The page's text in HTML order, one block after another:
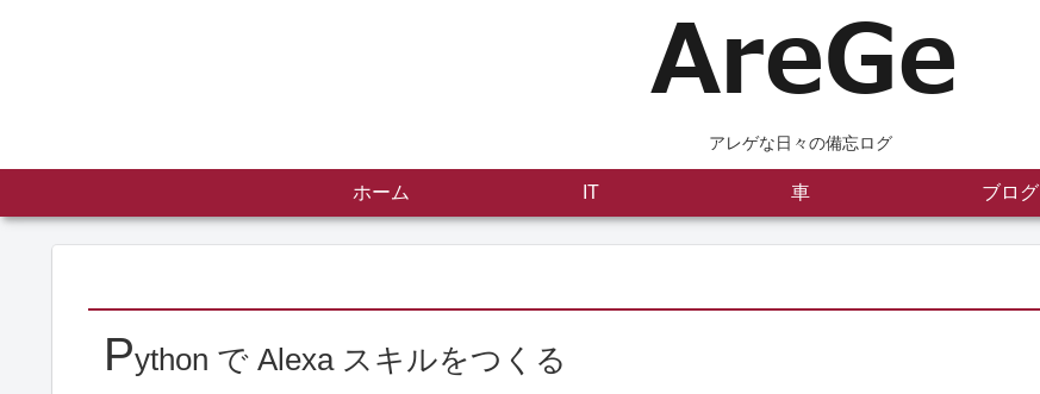
アレゲな日々の備忘ログ
ホーム IT 車 ブログ
Python で Alexa スキルをつくる